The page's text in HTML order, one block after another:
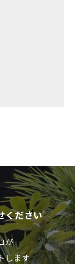
ください
が
します